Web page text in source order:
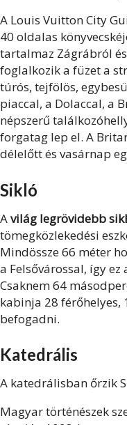
A Louis Vuitton City
40 oldalas
tartalmaz Zágrábról
foglalkozik a füzet a
túrós, tejfölös,
piaccal, a Dolaccal, a
népszerű
forgatag lep el. A
délelőtt és vasárnap
Sikló
Avilág legrövidebb
tömegközlekedési
Mindössze 66 méter
a Felsővárossal, így
Csaknem 64
kabinja 28 férőhelyes,
befogadni.
Katedrális
A katedrálisban őrzik
Magyar történészek